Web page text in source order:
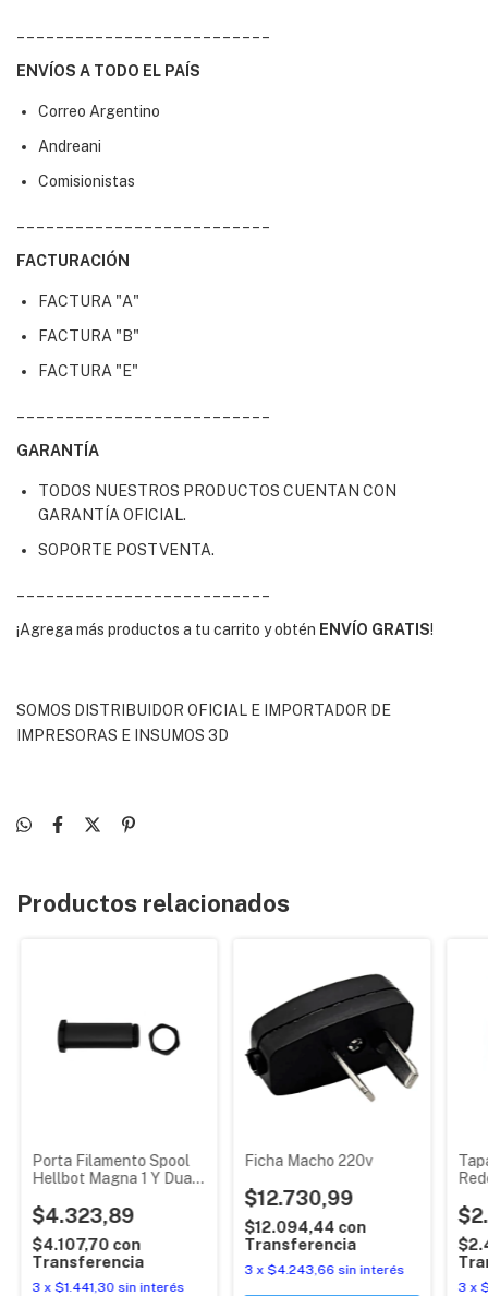
ENVÍOS A TODO EL PAÍS
Correo Argentino
Andreani
Comisionistas
FACTURACIÓN
FACTURA "A"
FACTURA "B"
FACTURA "E"
GARANTÍA
TODOS NUESTROS PRODUCTOS CUENTAN CON
GARANTÍA OFICIAL.
SOPORTE POSTVENTA.
¡Agrega más productos a tu carrito y obtén ENVÍO GRATIS!
SOMOS DISTRIBUIDOR OFICIAL E IMPORTADOR DE
IMPRESORAS E INSUMOS 3D
Productos relacionados
Porta Filamento Spool
Hellbot Magna 1 Y Dual
$4.323,89
$4.107,70 con
Transferencia
3 x $1.441,30 sin interés
Ficha Macho 220v
$12.730,99
$12.094,44 con
Transferencia
3 x$4.243,66 sin interés
3 x